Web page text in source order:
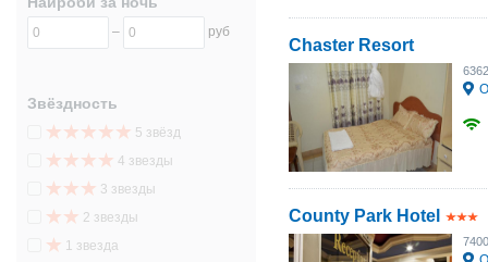
– руб
Звёздность
5 звёзд
4 звезды
3 звезды
2 звезды
1 звезда
Chaster Resort
6362
County Park Hotel